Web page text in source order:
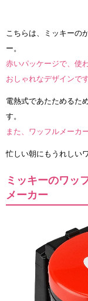
こちらは、ミッキーの
ー。
赤いパッケージで、使
おしゃれなデザインで
電熱式であたためるた
す。
また、ワッフルメーカ
忙しい朝にもうれしい
ミッキーのワッ
メーカー